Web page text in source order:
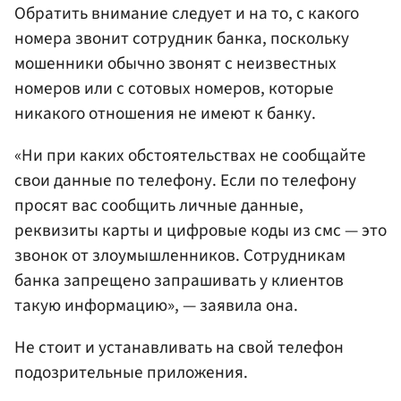
Обратить внимание следует и на то, с какого
номера звонит сотрудник банка, поскольку
мошенники обычно звонят с неизвестных
номеров или с сотовых номеров, которые
никакого отношения не имеют к банку.
«Ни при каких обстоятельствах не сообщайте
свои данные по телефону. Если по телефону
просят вас сообщить личные данные,
реквизиты карты и цифровые коды из смс — это
звонок от злоумышленников. Сотрудникам
банка запрещено запрашивать у клиентов
такую информацию», — заявила она.
Не стоит и устанавливать на свой телефон
подозрительные приложения.